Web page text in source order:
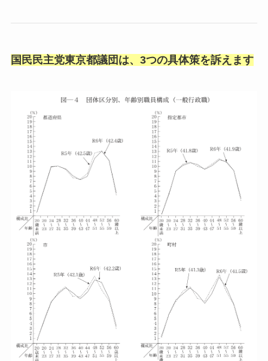
国民民主党東京都議団は、3つの具体策を訴えます